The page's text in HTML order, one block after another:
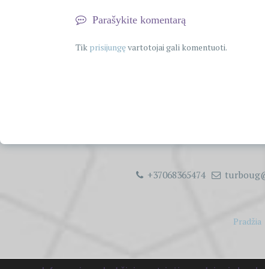
Parašykite komentarą
Tik prisijungęvartotojai gali komentuoti.
+37068365474
Pradžia